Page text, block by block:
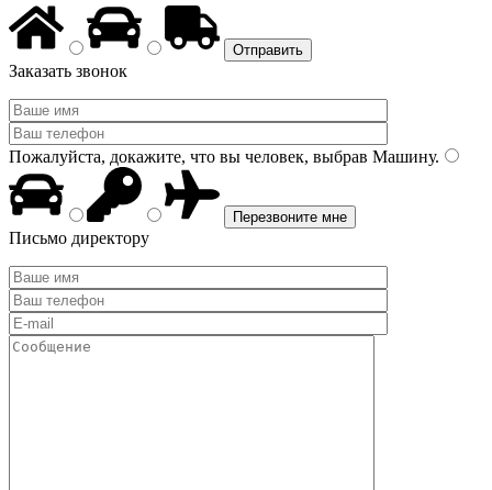
Заказать звонок
Пожалуйста, докажите, что вы человек, выбрав Машину.
Письмо директору